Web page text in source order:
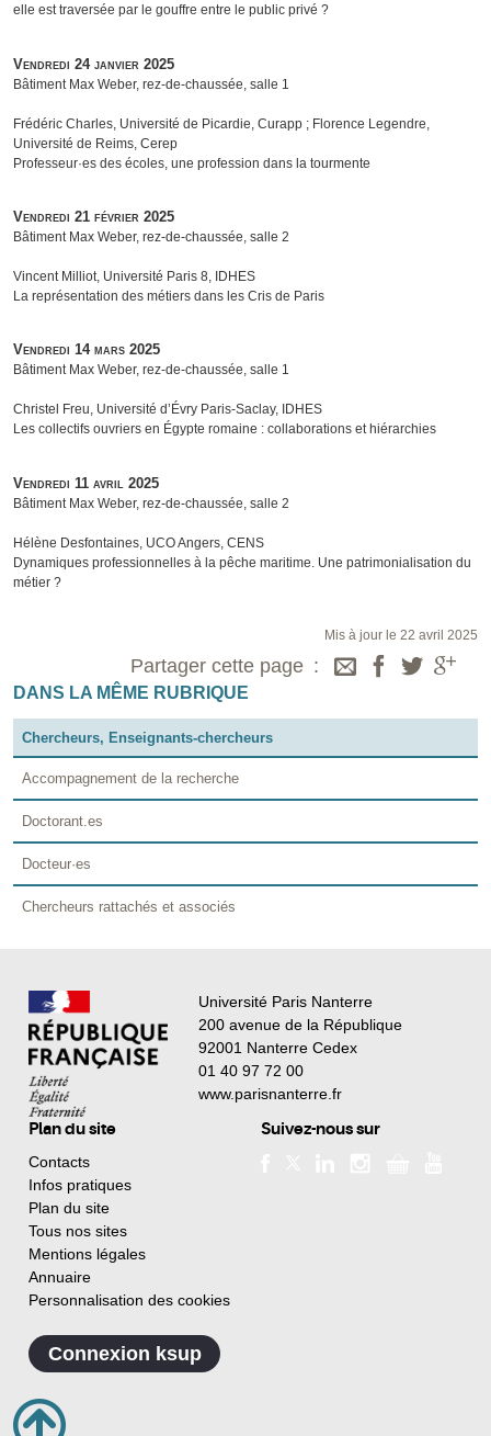
elle est traversée par le gouffre entre le public privé ?
Vendredi 24 janvier 2025
Bâtiment Max Weber, rez-de-chaussée, salle 1
Frédéric Charles, Université de Picardie, Curapp ; Florence Legendre,
Université de Reims, Cerep
Professeur·es des écoles, une profession dans la tourmente
Vendredi 21 février 2025
Bâtiment Max Weber, rez-de-chaussée, salle 2
Vincent Milliot, Université Paris 8, IDHES
La représentation des métiers dans les Cris de Paris
Vendredi 14 mars 2025
Bâtiment Max Weber, rez-de-chaussée, salle 1
Christel Freu, Université d’Évry Paris-Saclay, IDHES
Les collectifs ouvriers en Égypte romaine : collaborations et hiérarchies
Vendredi 11 avril 2025
Bâtiment Max Weber, rez-de-chaussée, salle 2
Hélène Desfontaines, UCO Angers, CENS
Dynamiques professionnelles à la pêche maritime. Une patrimonialisation du
métier ?
Mis à jour le 22 avril 2025
Partager cette page
DANS LA MÊME RUBRIQUE
Chercheurs, Enseignants-chercheurs
Accompagnement de la recherche
Doctorant.es
Docteur·es
Chercheurs rattachés et associés
Université Paris Nanterre
200 avenue de la République
92001 Nanterre Cedex
01 40 97 72 00
www.parisnanterre.fr
Plan du site
Contacts
Infos pratiques
Plan du site
Tous nos sites
Mentions légales
Annuaire
Personnalisation des cookies
Suivez-nous sur
Connexion ksup